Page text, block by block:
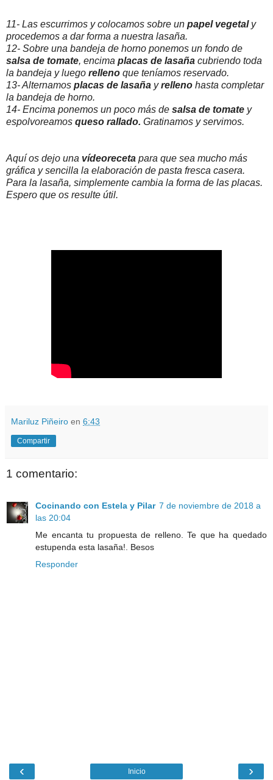
11- Las escurrimos y colocamos sobre un papel vegetaly
procedemos a dar forma a nuestra lasaña.
12- Sobre una bandeja de horno ponemos un fondo de
salsa de tomate, encima placas de lasaña cubriendo toda
la bandeja y luego relleno que teníamos reservado.
13- Alternamos placas de lasaña yrelleno hasta completar
la bandeja de horno.
14- Encima ponemos un poco más de salsa de tomate y
espolvoreamos queso rallado. Gratinamos y servimos.
Aquí os dejo una vídeoreceta para que sea mucho más
gráfica y sencilla la elaboración de pasta fresca casera.
Para la lasaña, simplemente cambia la forma de las placas.
Espero que os resulte útil.
Mariluz Piñeiro en 6:43
Compartir
1 comentario:
Cocinando con Estela y Pilar 7 de noviembre de 2018 a
las 20:04
Me encanta tu propuesta de relleno. Te que ha quedado
estupenda esta lasaña!. Besos
Responder
‹ ›
Inicio